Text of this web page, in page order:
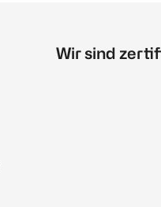
Wir sind